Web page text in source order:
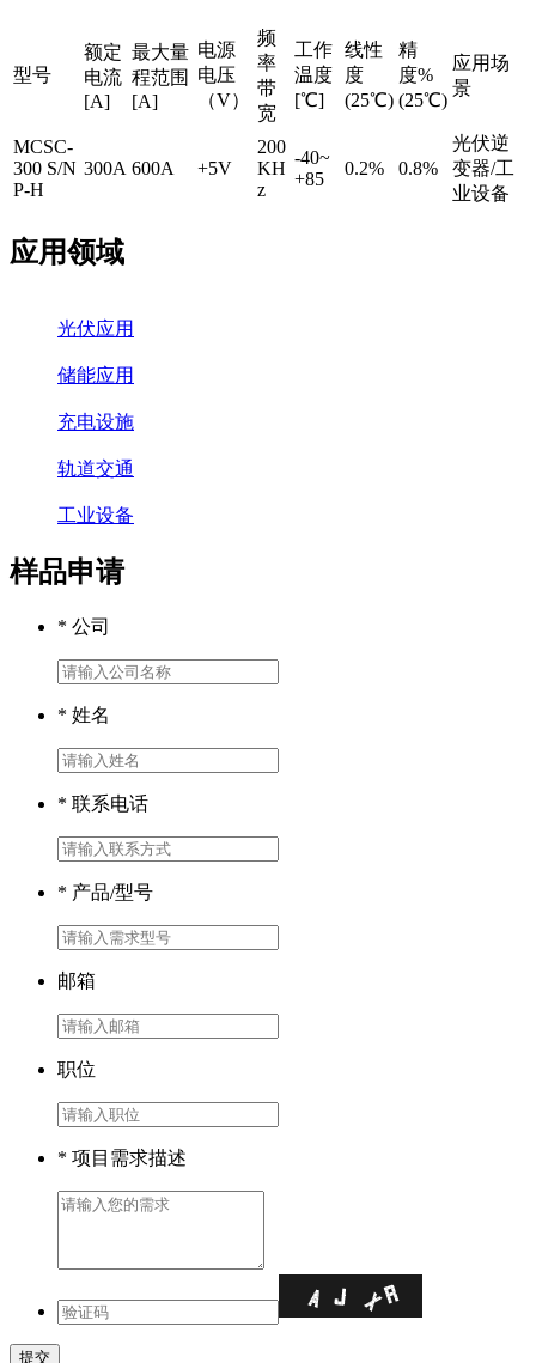
型号
额定
电流
[A]
最大量
程范围
[A]
电源
电压
（V）
频
率
带
宽
工作
温度
[℃]
线性
度
(25℃)
精
度%
(25℃)
应用场
景
MCSC-
300 S/N
P-H
300A 600A +5V
200
KH
z
-40~
+85
0.2% 0.8%
光伏逆
变器/工
业设备
应用领域
光伏应用
储能应用
充电设施
轨道交通
工业设备
样品申请
* 公司
* 姓名
* 联系电话
* 产品/型号
邮箱
职位
* 项目需求描述